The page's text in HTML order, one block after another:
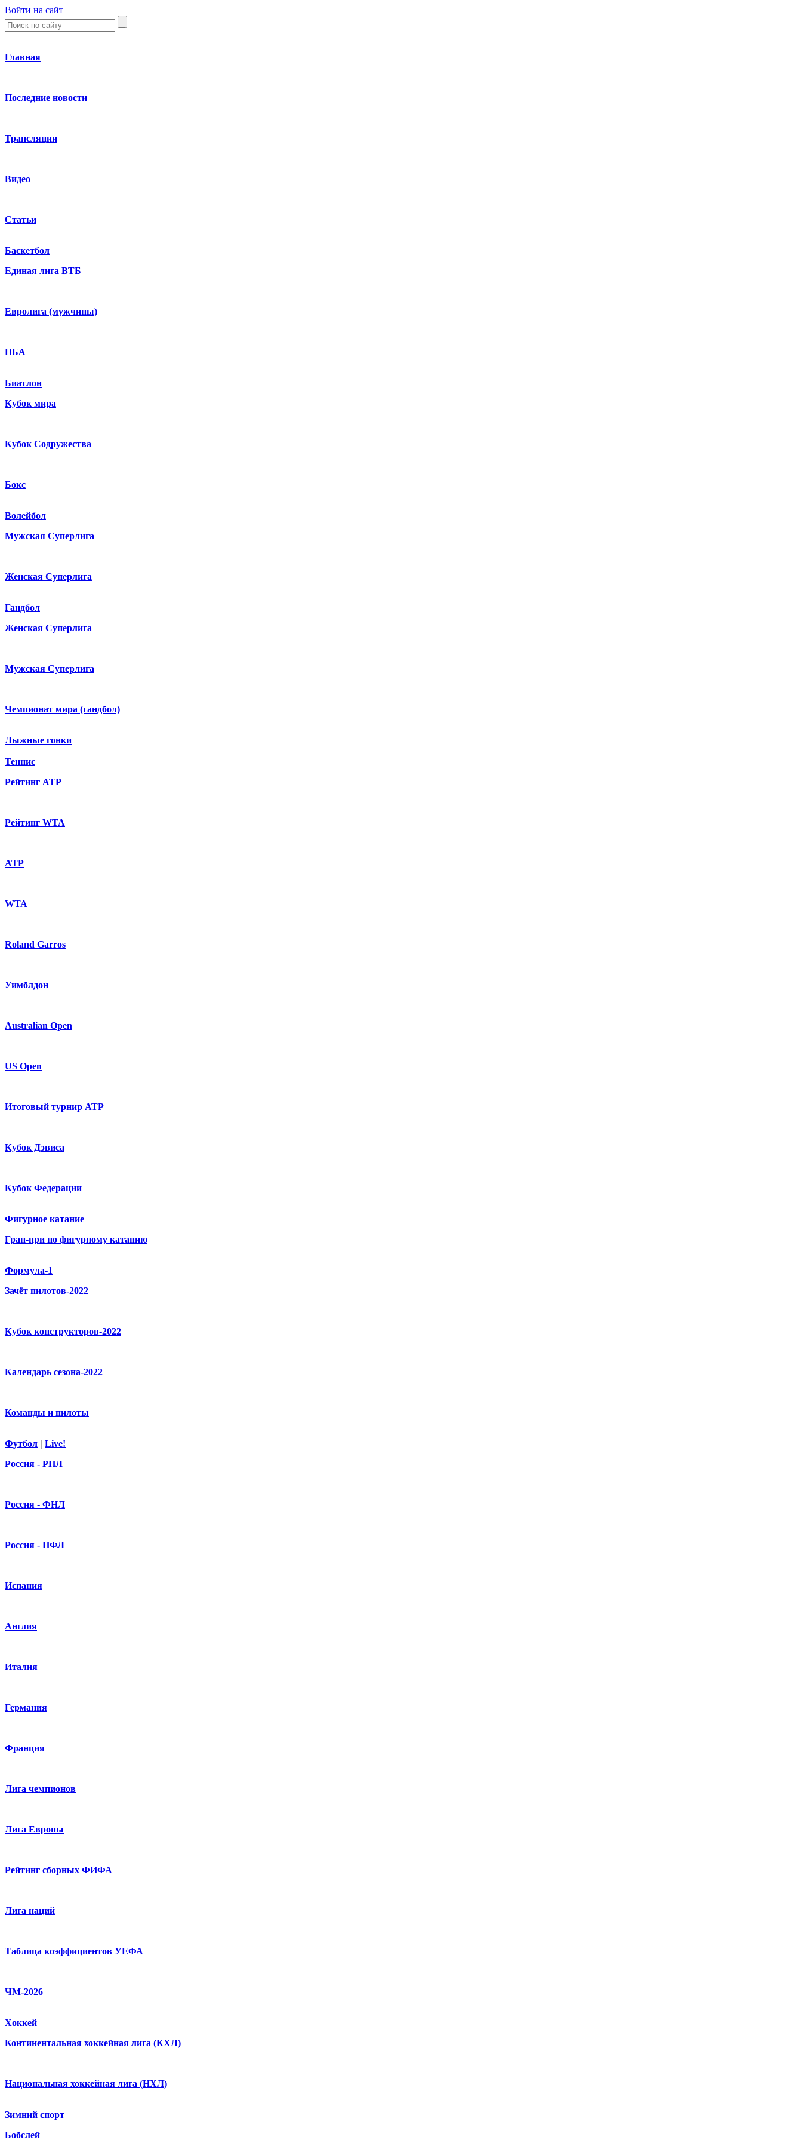
Войти на сайт
Главная
Последние новости
Трансляции
Видео
Статьи
Баскетбол
Единая лига ВТБ
Евролига (мужчины)
НБА
Биатлон
Кубок мира
Кубок Содружества
Бокс
Волейбол
Мужская Суперлига
Женская Суперлига
Гандбол
Женская Суперлига
Мужская Суперлига
Чемпионат мира (гандбол)
Лыжные гонки
Теннис
Рейтинг ATP
Рейтинг WTA
ATP
WTA
Roland Garros
Уимблдон
Australian Open
US Open
Итоговый турнир ATP
Кубок Дэвиса
Кубок Федерации
Фигурное катание
Гран-при по фигурному катанию
Формула-1
Зачёт пилотов-2022
Кубок конструкторов-2022
Календарь сезона-2022
Команды и пилоты
Футбол | Live!
Россия - РПЛ
Россия - ФНЛ
Россия - ПФЛ
Испания
Англия
Италия
Германия
Франция
Лига чемпионов
Лига Европы
Рейтинг сборных ФИФА
Лига наций
Таблица коэффициентов УЕФА
ЧМ-2026
Хоккей
Континентальная хоккейная лига (КХЛ)
Национальная хоккейная лига (НХЛ)
Зимний спорт
Бобслей